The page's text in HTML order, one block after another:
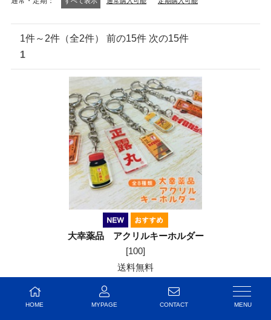
1件～2件（全2件） 前の15件 次の15件
1
大幸薬品 アクリルキーホルダー
[100]
送料無料
販売価格:
（税込）
お気に入りの登録人数：1人
HOME MYPAGE CONTACT